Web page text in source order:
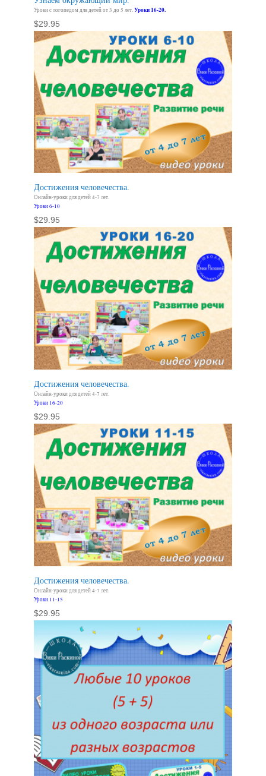
Уроки с логопедом для детей от 3 до 5 лет.Уроки 16-20.
$29.95
Достижения человечества.
Онлайн-уроки для детей 4-7 лет.
Уроки 6-10
$29.95
Достижения человечества.
Онлайн-уроки для детей 4-7 лет.
Уроки 16-20
$29.95
Достижения человечества.
Онлайн-уроки для детей 4-7 лет.
Уроки 11-15
$29.95